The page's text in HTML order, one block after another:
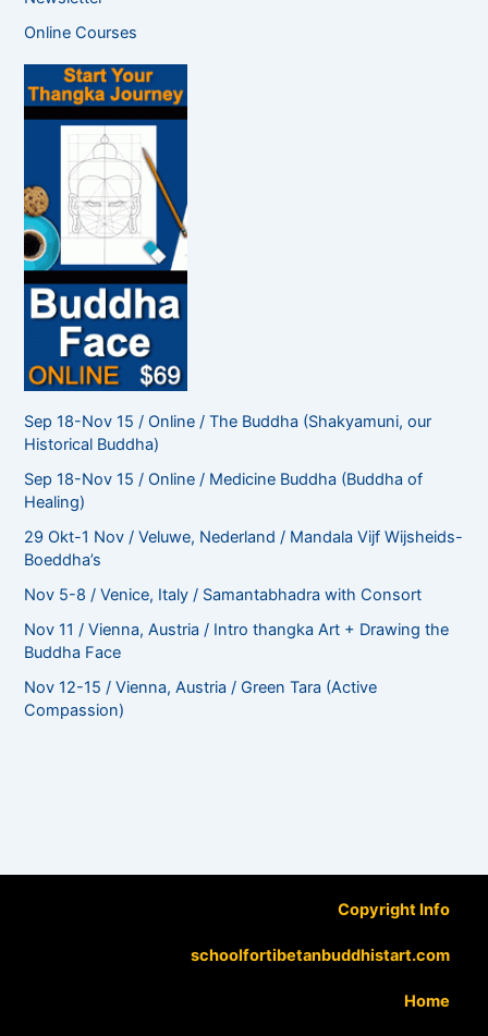
h
f
o
r
Online Courses
Sep 18-Nov 15 / Online / The Buddha (Shakyamuni, our
Historical Buddha)
Sep 18-Nov 15 / Online / Medicine Buddha (Buddha of
Healing)
29 Okt-1 Nov / Veluwe, Nederland / Mandala Vijf Wijsheids-
Boeddha’s
Nov 5-8 / Venice, Italy / Samantabhadra with Consort
Nov 11 / Vienna, Austria / Intro thangka Art + Drawing the
Buddha Face
Nov 12-15 / Vienna, Austria / Green Tara (Active
Compassion)
Copyright Info
schoolfortibetanbuddhistart.com
Home